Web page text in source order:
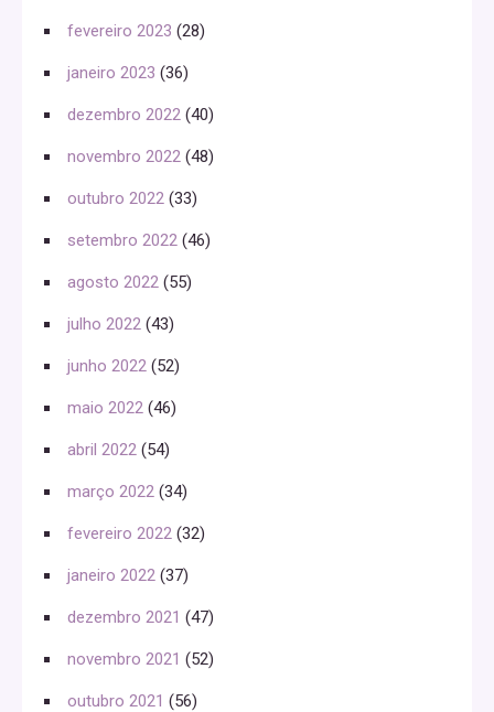
fevereiro 2023 (28)
janeiro 2023 (36)
dezembro 2022 (40)
novembro 2022 (48)
outubro 2022 (33)
setembro 2022 (46)
agosto 2022 (55)
julho 2022 (43)
junho 2022 (52)
maio 2022 (46)
abril 2022 (54)
março 2022 (34)
fevereiro 2022 (32)
janeiro 2022 (37)
dezembro 2021 (47)
novembro 2021 (52)
outubro 2021 (56)